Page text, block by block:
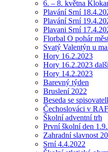
6. – 8. května
Plavání Srní
Plavání Srní
Plavani Srní
Florbal O pohár
Svatý Valentýn u
Hory 16.2.2023
Hory 16.2.2023
Hory 14.2.2023
Barevný týden
Bruslení 2022
Beseda se
Čechoslováci v RAF
Školní adventní trh
První školní den
Zahradní slavnost
Srní 4.4.2022